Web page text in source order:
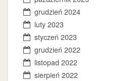
grudzień 2024
luty 2023
styczeń 2023
grudzień 2022
listopad 2022
sierpień 2022